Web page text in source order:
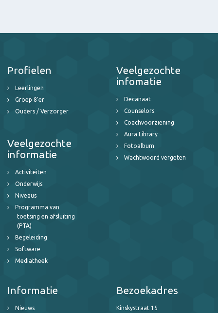
Profielen
Leerlingen
Groep 8'er
Ouders / Verzorger
Veelgezochte
informatie
Activiteiten
Onderwijs
Niveaus
Programma van
toetsing en afsluiting
(PTA)
Begeleiding
Software
Mediatheek
Veelgezochte
infomatie
Decanaat
Counselors
Coachvoorziening
Aura Library
Fotoalbum
Wachtwoord vergeten
Informatie
Nieuws
Bezoekadres
Kinskystraat 15